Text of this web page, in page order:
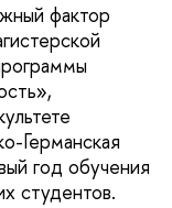
фактор
Германская
год обучения
студентов.